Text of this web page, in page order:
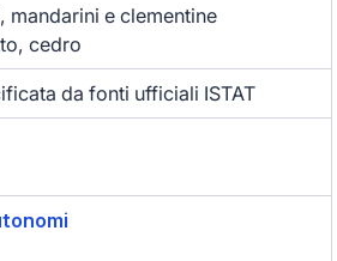
mandarini e clementine
cedro
da fonti ufficiali ISTAT